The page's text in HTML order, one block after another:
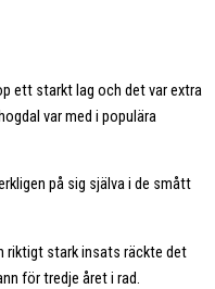
ett starkt lag och det var extra
var med i populära
på sig själva i de smått
riktigt stark insats räckte det
för tredje året i rad.